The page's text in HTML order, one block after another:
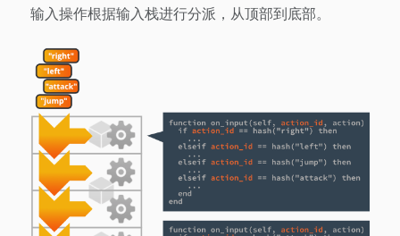
输入操作根据输入栈进行分派，从顶部到底部。